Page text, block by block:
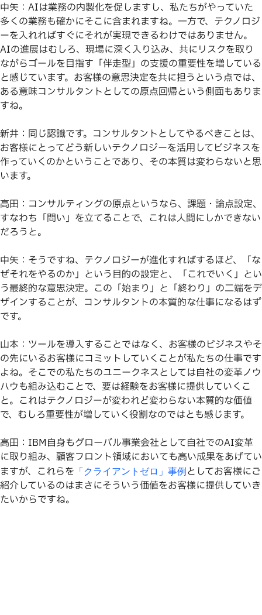
中矢：AIは業務の内製化を促しますし、私たちがやっていた
多くの業務も確かにそこに含まれますね。一方で、テクノロジ
ーを入れればすぐにそれが実現できるわけではありません。
AIの進展はむしろ、現場に深く入り込み、共にリスクを取り
ながらゴールを目指す「伴走型」の支援の重要性を増している
と感じています。お客様の意思決定を共に担うという点では、
ある意味コンサルタントとしての原点回帰という側面もありま
すね。
新井：同じ認識です。コンサルタントとしてやるべきことは、
お客様にとってどう新しいテクノロジーを活用してビジネスを
作っていくのかということであり、その本質は変わらないと思
います。
高田：コンサルティングの原点というなら、課題・論点設定、
すなわち「問い」を立てることで、これは人間にしかできない
だろうと。
中矢：そうですね、テクノロジーが進化すればするほど、「な
ぜそれをやるのか」という目的の設定と、「これでいく」とい
う最終的な意思決定。この「始まり」と「終わり」の二端をデ
ザインすることが、コンサルタントの本質的な仕事になるはず
です。
山本：ツールを導入することではなく、お客様のビジネスやそ
の先にいるお客様にコミットしていくことが私たちの仕事です
よね。そこでの私たちのユニークネスとしては自社の変革ノウ
ハウも組み込むことで、要は経験をお客様に提供していくこ
と。これはテクノロジーが変われど変わらない本質的な価値
で、むしろ重要性が増していく役割なのではとも感じます。
高田：IBM自身もグローバル事業会社として自社でのAI変革
に取り組み、顧客フロント領域においても高い成果をあげてい
ますが、これらを 「クライアントゼロ」事例としてお客様にご
紹介しているのはまさにそういう価値をお客様に提供していき
たいからですね。